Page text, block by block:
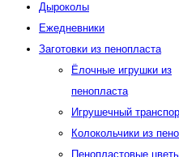
Дыроколы
Ежедневники
Заготовки из пенопласта
Ёлочные игрушки из
пенопласта
Игрушечный
Колокольчики из
Пенопластовые